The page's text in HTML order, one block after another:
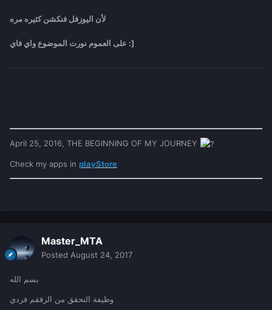
لأن اليوزفل فنكشن كثيره مره
على العموم نورت الموضوع واي فاي :]
April 25, 2016, THE BEGINNING OF MY JOURNEY
Check my apps in playStore
Master_MTA
Posted August 24, 2017